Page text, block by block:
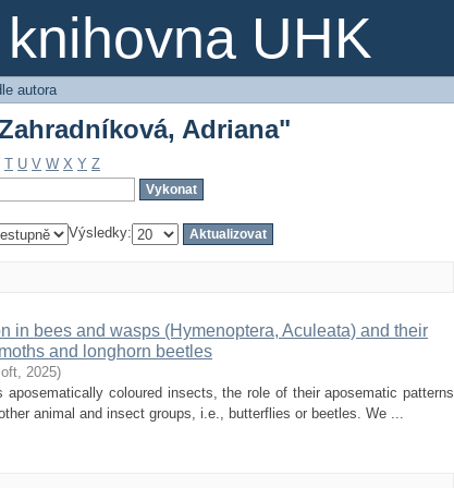
UHK
Adriana"
autora
Adriana"
T U V W X Y Z
Výsledky:
in bees and wasps (Hymenoptera, Aculeata) and their
and longhorn beetles
, 2025)
coloured insects, the role of their aposematic patterns
animal and insect groups, i.e., butterflies or beetles. We ...